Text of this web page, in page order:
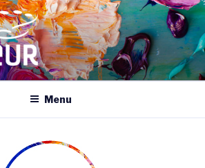
ARTISTIQUE
la bienvenue !
Menu